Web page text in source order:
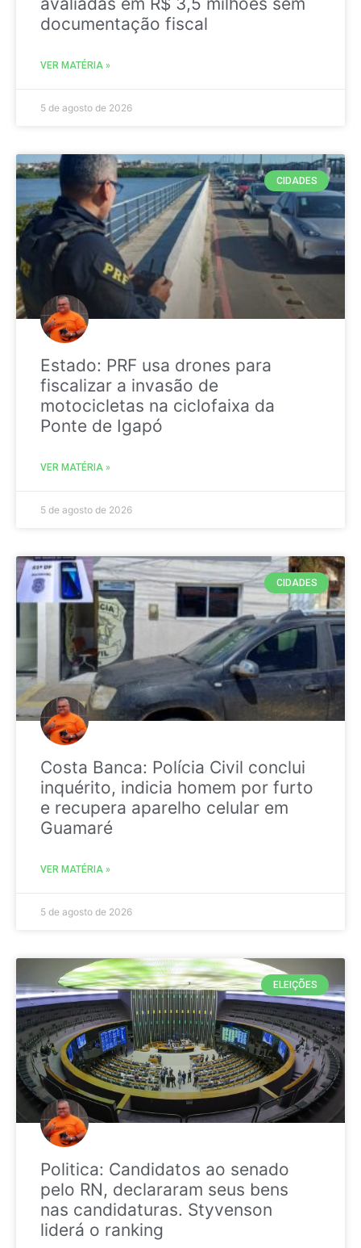
documentação fiscal
VER MATÉRIA »
5 de agosto de 2026
CIDADES
Estado: PRF usa drones para
fiscalizar a invasão de
motocicletas na ciclofaixa da
Ponte de Igapó
VER MATÉRIA »
5 de agosto de 2026
CIDADES
Costa Banca: Polícia Civil conclui
inquérito, indicia homem por furto
e recupera aparelho celular em
Guamaré
VER MATÉRIA »
5 de agosto de 2026
ELEIÇÕES
Politica: Candidatos ao senado
pelo RN, declararam seus bens
nas candidaturas. Styvenson
liderá o ranking